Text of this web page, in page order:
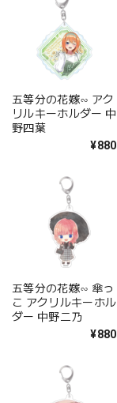
五等分の花嫁∽ アク
リルキーホルダー 中
野四葉
¥880
五等分の花嫁∽ 傘っ
こ アクリルキーホル
ダー 中野二乃
¥880